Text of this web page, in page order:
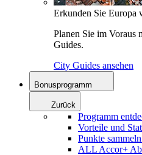
Erkunden Sie Europa
Planen Sie im Voraus
Guides.
City Guides ansehen
Bonusprogramm
Zurück
Programm
Vorteile und
Punkte
ALL Accor+